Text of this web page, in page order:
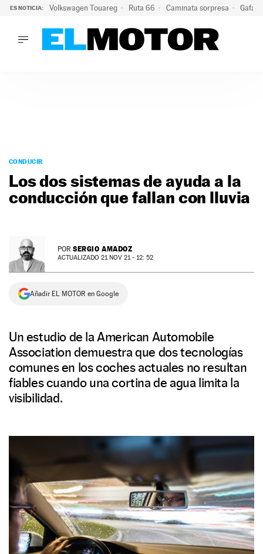
ES NOTICIA: Volkswagen Touareg Ruta 66 Caminata sorpresa Gafas
PODCAST
MOTOS
TECNOLOGÍA
PREMIOS
SERVICIOS
CONDUCIR
Los dos sistemas de ayuda a la
conducción que fallan con lluvia
POR SERGIO AMADOZ
ACTUALIZADO 21 NOV 21 - 12: 52
Añadir EL MOTOR en Google
Un estudio de la American Automobile
Association demuestra que dos tecnologías
comunes en los coches actuales no resultan
fiables cuando una cortina de agua limita la
visibilidad.